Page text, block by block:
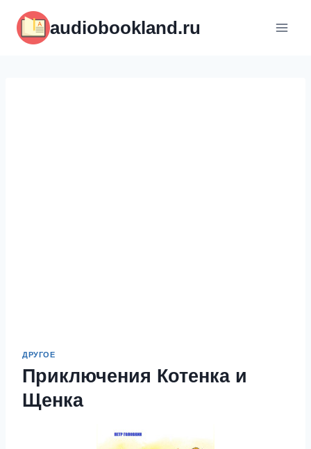
содержимому
audiobookland.ru
ДРУГОЕ
Приключения Котенка и
Щенка